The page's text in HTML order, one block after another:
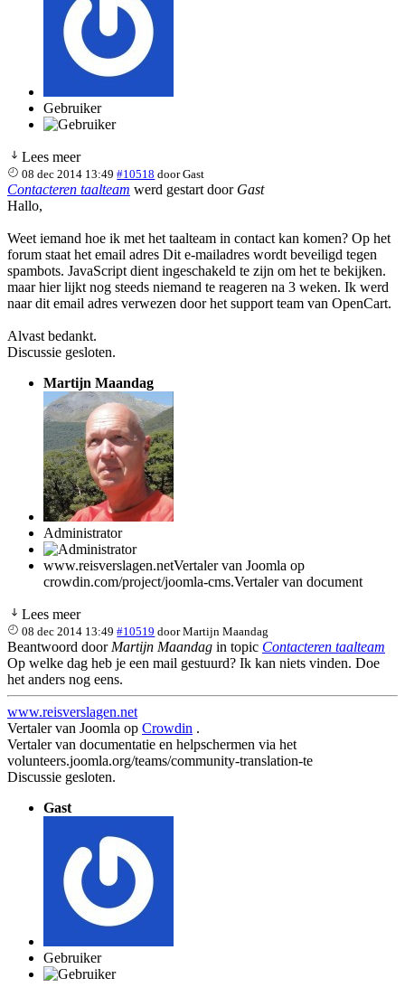
Gebruiker
Lees meer
08 dec 2014 13:49 #10518 doorGast
Contacteren taalteam werd gestart door Gast
Hallo,
Weet iemand hoe ik met het taalteam in contact kan komen? Op het
forum staat het email adres Dit e-mailadres wordt beveiligd tegen
spambots. JavaScript dient ingeschakeld te zijn om het te bekijken.
maar hier lijkt nog steeds niemand te reageren na 3 weken. Ik werd
naar dit email adres verwezen door het support team van OpenCart.
Alvast bedankt.
Discussie gesloten.
Martijn Maandag
Administrator
www.reisverslagen.netVertaler van Joomla op
crowdin.com/project/joomla-cms.Vertaler van document
Lees meer
08 dec 2014 13:49 #10519 doorMartijn Maandag
Beantwoord door Martijn Maandag in topic Contacteren taalteam
Op welke dag heb je een mail gestuurd? Ik kan niets vinden. Doe
het anders nog eens.
www.reisverslagen.net
Vertaler van Joomla op Crowdin .
Vertaler van documentatie en helpschermen via het
volunteers.joomla.org/teams/community-translation-te
Discussie gesloten.
Gast
Gebruiker